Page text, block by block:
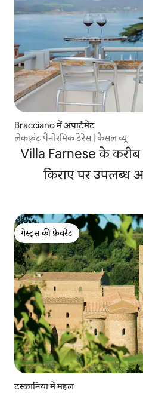
Bracciano में अपार्टमेंट
लेकफ़्रंट पैनोरमिक टेरेस | कैसल व्यू
Villa Farnese के करीब
किराए पर उपलब्ध
गेस्ट्स की फ़ेवरेट
गेस्ट्स की फ़ेवरेट
टस्कानिया में महल